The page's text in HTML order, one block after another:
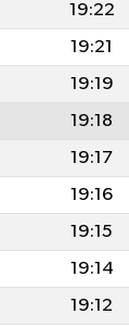
19:22
19:21
19:19
19:18
19:17
19:16
19:15
19:14
19:12